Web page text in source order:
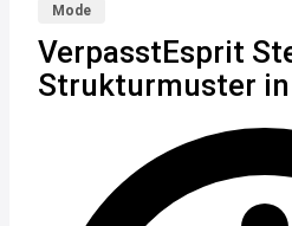
Mode
VerpasstEsprit
Strukturmuster